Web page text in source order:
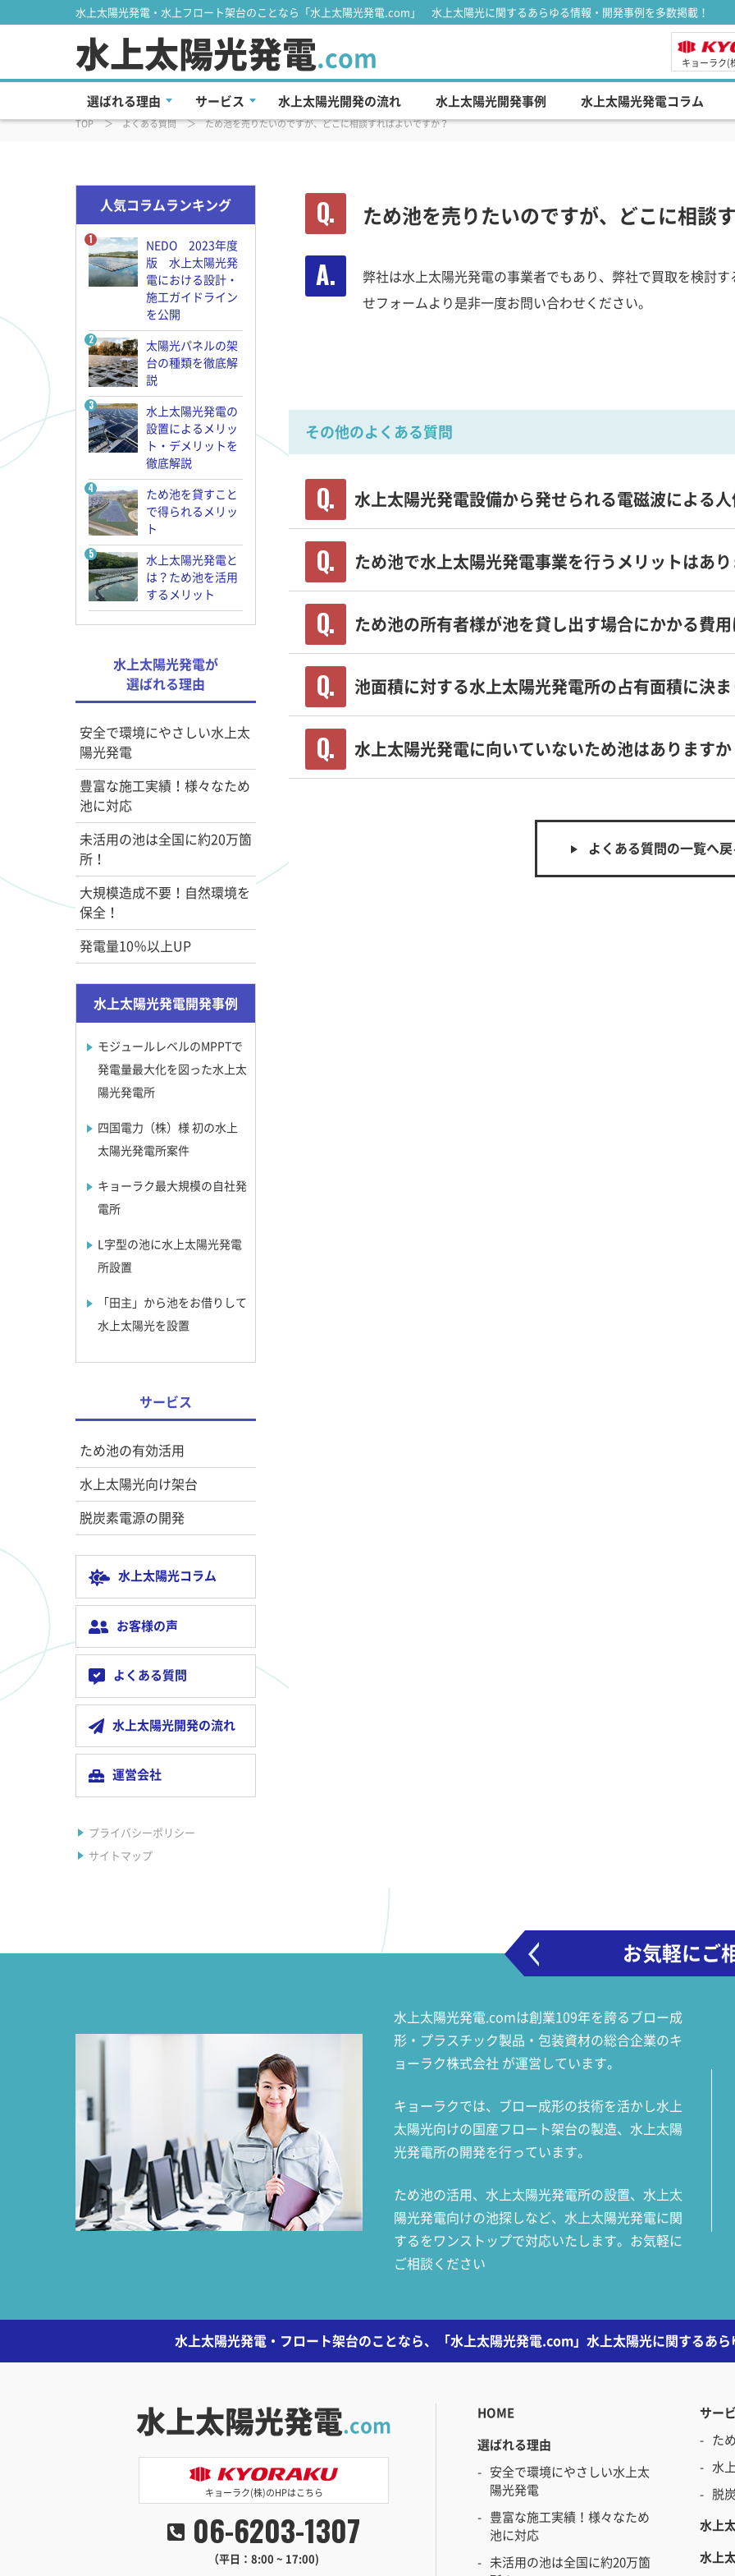
水上太陽光発電・水上フロート架台のことなら「水上太陽光発電.com」 水上太陽光に関するあらゆる情報・開発事例を多数掲載！
水上太陽光発電.com キョーラク(
選ばれる理由 サービス 水上太陽光開発の流れ 水上太陽光開発事例 水上太陽光発電コラム
よくある質問
TOP よくある質問 ため池を売りたいのですが、どこに相談すればよいですか？
ため池を売りたいのですが、どこに相談
弊社は水上太陽光発電の事業者でもあり、弊社で買取を検討
せフォームより是非一度お問い合わせください。
その他のよくある質問
水上太陽光発電設備から発せられる電磁波による
ため池で水上太陽光発電事業を行うメリットはあ
ため池の所有者様が池を貸し出す場合にかかる費
池面積に対する水上太陽光発電所の占有面積に決
水上太陽光発電に向いていないため池はありますか
よくある質問の一覧へ戻
人気コラムランキング
NEDO 2023年度
版 水上太陽光発
電における設計・
施工ガイドライン
を公開
太陽光パネルの架
台の種類を徹底解
説
水上太陽光発電の
設置によるメリッ
ト・デメリットを
徹底解説
ため池を貸すこと
で得られるメリッ
ト
水上太陽光発電と
は？ため池を活用
するメリット
水上太陽光発電が
選ばれる理由
安全で環境にやさしい水上太
陽光発電
豊富な施工実績！様々なため
池に対応
未活用の池は全国に約20万箇
所！
大規模造成不要！自然環境を
保全！
発電量10％以上UP
水上太陽光発電開発事例
モジュールレベルのMPPTで
発電量最大化を図った水上太
陽光発電所
四国電力（株）様 初の水上
太陽光発電所案件
キョーラク最大規模の自社発
電所
L字型の池に水上太陽光発電
所設置
「田主」から池をお借りして
水上太陽光を設置
サービス
ため池の有効活用
水上太陽光向け架台
脱炭素電源の開発
水上太陽光コラム
お客様の声
よくある質問
水上太陽光開発の流れ
運営会社
プライバシーポリシー
サイトマップ
お気軽にご
水上太陽光発電.comは創業109年を誇るブロー成
形・プラスチック製品・包装資材の総合企業のキ
ョーラク株式会社 が運営しています。
キョーラクでは、ブロー成形の技術を活かし水上
太陽光向けの国産フロート架台の製造、水上太陽
光発電所の開発を行っています。
ため池の活用、水上太陽光発電所の設置、水上太
陽光発電向けの池探しなど、水上太陽光発電に関
するをワンストップで対応いたします。お気軽に
ご相談ください
水上太陽光発電・フロート架台のことなら、「水上太陽光発電.com」水上太陽光に関するあ
水上太陽光発電.com
キョーラク(株)のHPはこちら
06-6203-1307
（平日：8:00 ~ 17:00)
HOME
選ばれる理由
安全で環境にやさしい水上太
陽光発電
豊富な施工実績！様々なため
池に対応
未活用の池は全国に約20万箇
サー
た
水
脱
水上
水上